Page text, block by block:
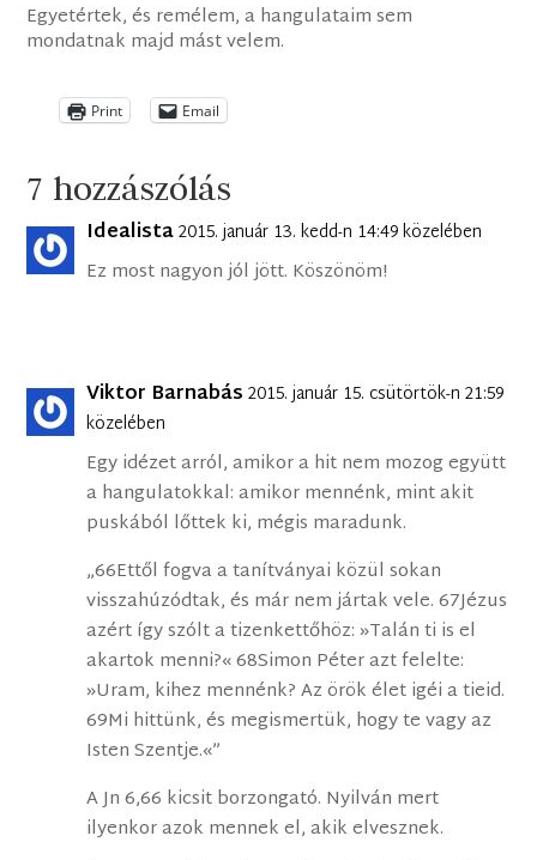
Egyetértek, és remélem, a hangulataim sem
mondatnak majd mást velem.
Print Email
7 hozzászólás
Idealista2015. január 13. kedd-n 14:49 közelében
Ez most nagyon jól jött. Köszönöm!
Viktor Barnabás 2015. január 15. csütörtök-n 21:59
közelében
Egy idézet arról, amikor a hit nem mozog együtt
a hangulatokkal: amikor mennénk, mint akit
puskából lőttek ki, mégis maradunk.
„66Ettől fogva a tanítványai közül sokan
visszahúzódtak, és már nem jártak vele. 67Jézus
azért így szólt a tizenkettőhöz: »Talán ti is el
akartok menni?« 68Simon Péter azt felelte:
»Uram, kihez mennénk? Az örök élet igéi a tieid.
69Mi hittünk, és megismertük, hogy te vagy az
Isten Szentje.«”
A Jn 6,66 kicsit borzongató. Nyilván mert
ilyenkor azok mennek el, akik elvesznek.